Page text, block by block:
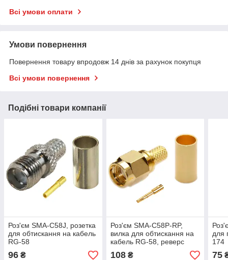
Всі умови оплати
Умови повернення
Повернення товару впродовж 14 днів за рахунок покупця
Всі умови повернення
Подібні товари компанії
Роз'єм SMA-C58J, розетка
для обтискання на кабель
RG-58
96 ₴
Роз'єм SMA-C58P-RP,
вилка для обтискання на
кабель RG-58, реверс
108₴
для
174
75